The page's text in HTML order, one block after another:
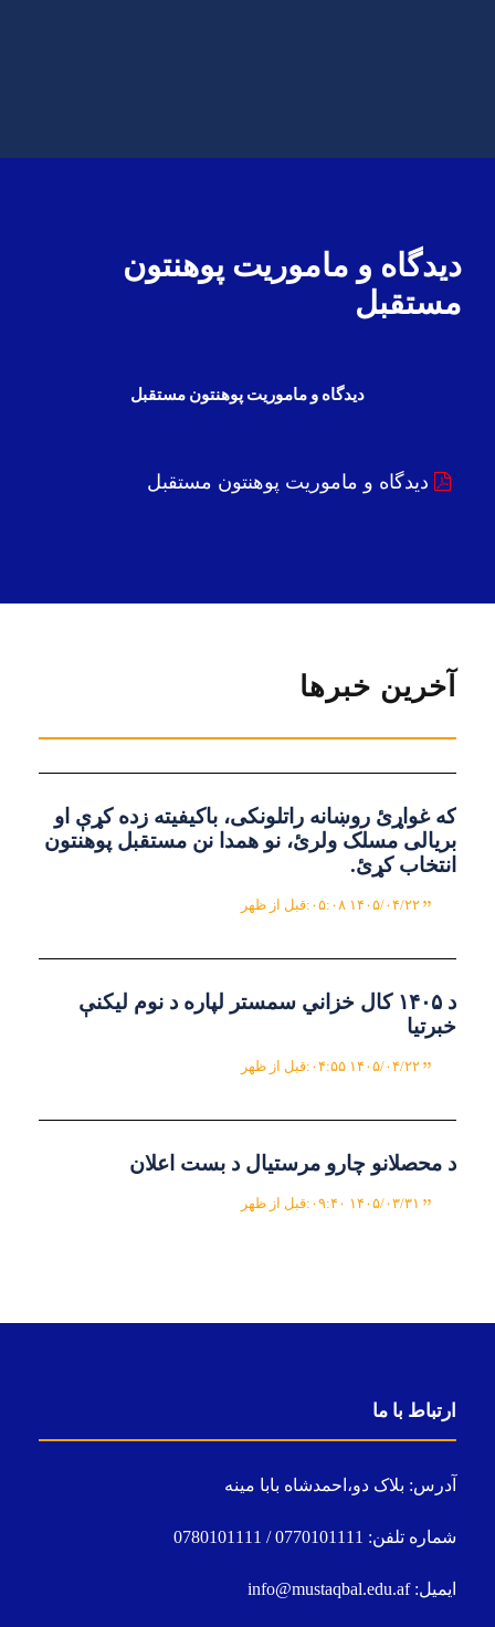
دیدگاه و ماموریت پوهنتون
مستقبل
دیدگاه و ماموریت پوهنتون مستقبل
دیدگاه و ماموریت پوهنتون مستقبل
آخرین خبرها
که غواړئ روښانه راتلونکی، باکیفیته زده کړې او
بریالی مسلک ولرئ، نو همدا نن مستقبل پوهنتون
انتخاب کړئ.
۱۴۰۵/۰۴/۲۲ ۰۵:۰۸:قبل از ظهر
د ۱۴۰۵ کال خزاني سمستر لپاره د نوم لیکنې
خبرتیا
۱۴۰۵/۰۴/۲۲ ۰۴:۵۵:قبل از ظهر
د محصلانو چارو مرستیال د بست اعلان
۱۴۰۵/۰۳/۳۱ ۰۹:۴۰:قبل از ظهر
ارتباط با ما
آدرس: بلاک دو،احمدشاه بابا مینه
شماره تلفن: 0770101111 / 0780101111
ایمیل: info@mustaqbal.edu.af